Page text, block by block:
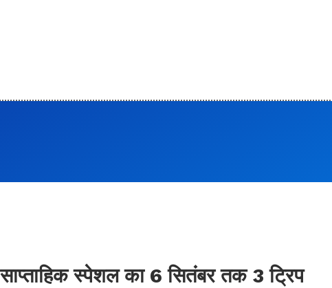
स्पेशल का 6 सितंबर तक 3 ट्रिप